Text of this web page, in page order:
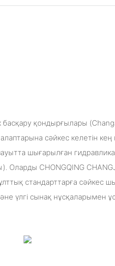
қондырғылары
сәйкес келетін кең
шығарылған
Оларды CHONGQING
стандарттарға сәйкес
үлгі сынақ нұсқаларымен